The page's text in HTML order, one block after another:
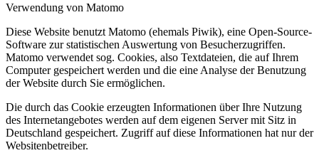
Verwendung von Matomo
Diese Website benutzt Matomo (ehemals Piwik), eine Open-Source-
Software zur statistischen Auswertung von Besucherzugriffen.
Matomo verwendet sog. Cookies, also Textdateien, die auf Ihrem
Computer gespeichert werden und die eine Analyse der Benutzung
der Website durch Sie ermöglichen.
Die durch das Cookie erzeugten Informationen über Ihre Nutzung
des Internetangebotes werden auf dem eigenen Server mit Sitz in
Deutschland gespeichert. Zugriff auf diese Informationen hat nur der
Websitenbetreiber.